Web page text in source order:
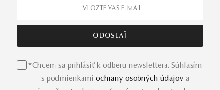
našich novinkách, uveďte svoju e-mailovú adresu *